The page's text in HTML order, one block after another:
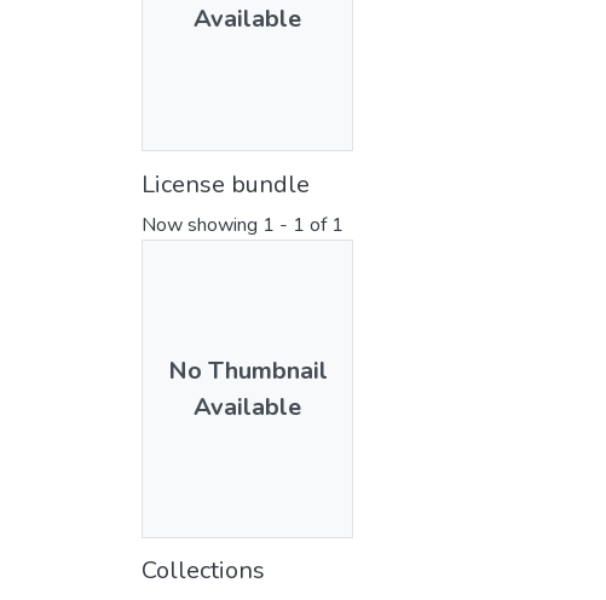
Available
License bundle
Now showing 1 - 1 of 1
No Thumbnail
Available
Collections